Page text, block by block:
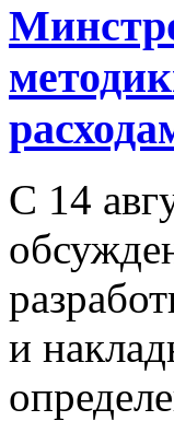
С 14
и